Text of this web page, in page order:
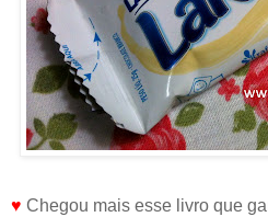
♥ Chegou mais esse livro que